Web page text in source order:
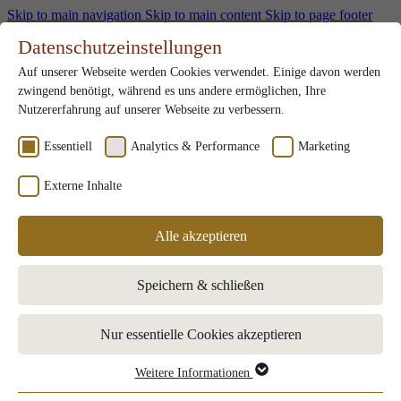
Skip to main navigation Skip to main content Skip to page footer
Gutscheine
Karriere Submenu for Karriere
Team
Stellenangebote
Benefits
Kontakt
en
Zimmer & Angebote Submenu for "Zimmer & Angebote"
Zusätzliche Extras
Lunches
Restaurants
Datenschutzeinstellungen
Auf unserer Webseite werden Cookies verwendet. Einige davon werden
zwingend benötigt, während es uns andere ermöglichen, Ihre
Nutzererfahrung auf unserer Webseite zu verbessern.
Essentiell Analytics & Performance Marketing
Externe Inhalte
Alle akzeptieren
Speichern & schließen
Nur essentielle Cookies akzeptieren
Weitere Informationen